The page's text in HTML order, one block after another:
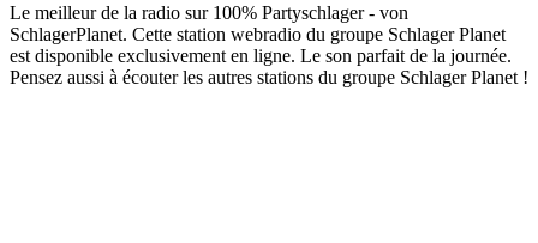
Le meilleur de la radio sur 100% Partyschlager - von
SchlagerPlanet. Cette station webradio du groupe Schlager Planet
est disponible exclusivement en ligne. Le son parfait de la journée.
Pensez aussi à écouter les autres stations du groupe Schlager Planet !